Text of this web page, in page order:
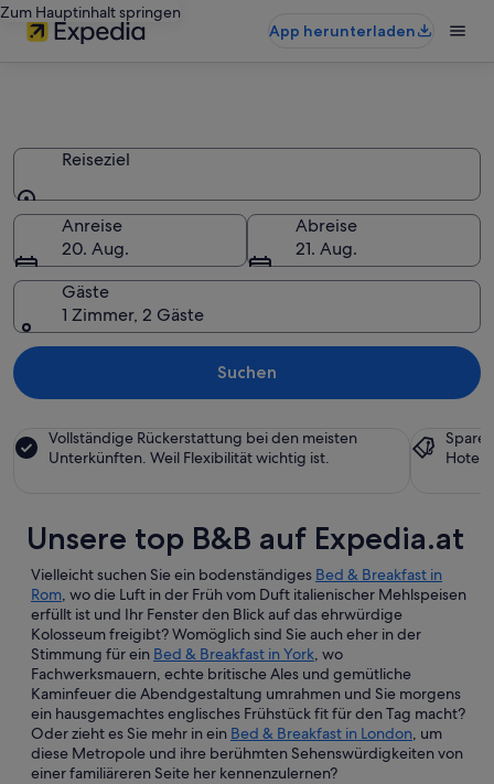
Zum Hauptinhalt springen
App herunterladen
Reiseziel
Reiseziel
Anreise
20. Aug.
Abreise
21. Aug.
Gäste
1 Zimmer, 2 Gäste
Suchen
Vollständige Rückerstattung bei den meisten
Unterkünften. Weil Flexibilität wichtig ist.
Unsere top B&B auf Expedia.at
Vielleicht suchen Sie ein bodenständiges Bed & Breakfast in
Rom, wo die Luft in der Früh vom Duft italienischer Mehlspeisen
erfüllt ist und Ihr Fenster den Blick auf das ehrwürdige
Kolosseum freigibt? Womöglich sind Sie auch eher in der
Stimmung für ein Bed & Breakfast in York, wo
Fachwerksmauern, echte britische Ales und gemütliche
Kaminfeuer die Abendgestaltung umrahmen und Sie morgens
ein hausgemachtes englisches Frühstück fit für den Tag macht?
Oder zieht es Sie mehr in ein Bed & Breakfast in London, um
diese Metropole und ihre berühmten Sehenswürdigkeiten von
einer familiäreren Seite her kennenzulernen?